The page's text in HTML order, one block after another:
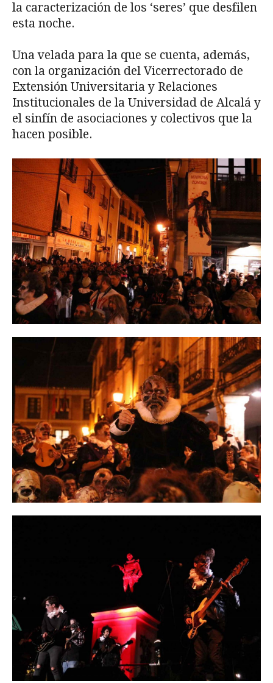
la caracterización de los ‘seres’ que desfilen
esta noche.
Una velada para la que se cuenta, además,
con la organización del Vicerrectorado de
Extensión Universitaria y Relaciones
Institucionales de la Universidad de Alcalá y
el sinfín de asociaciones y colectivos que la
hacen posible.